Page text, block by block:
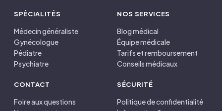
SPÉCIALITÉS
Médecin généraliste
Gynécologue
Pédiatre
Psychiatre
NOS SERVICES
Blog médical
Équipe médicale
Tarifs et remboursement
Conseils médicaux
CONTACT
Foire aux questions
SÉCURITÉ
Politique de confidentialité